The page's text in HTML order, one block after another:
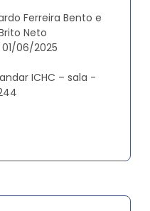
Ferreira Bento e
Neto
06/2025
ICHC – sala -